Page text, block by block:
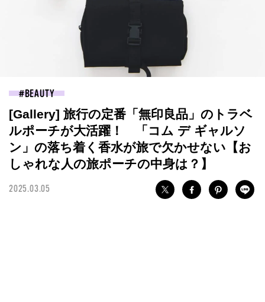
BEAUTY
[Gallery] 旅行の定番「無印良品」のトラベ
ルポーチが大活躍！ 「コム デ ギャルソ
ン」の落ち着く香水が旅で欠かせない【お
しゃれな人の旅ポーチの中身は？】
2025.03.05